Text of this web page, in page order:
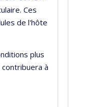
Ces
de l'hôte
plus
contribuera à